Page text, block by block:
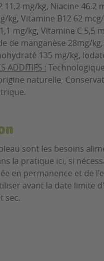
11,2 mg/kg, Niacine 46,2
Vitamine B12 62
mg/kg, Vitamine C 5,5
de manganèse 28mg/
135 mg/kg,
ADDITIFS :
naturelle,
sont les besoins
la pratique ici, si
en permanence et de
avant la date limite
sec.